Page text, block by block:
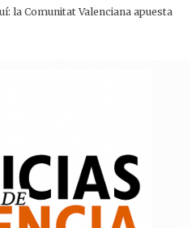
la Comunitat Valenciana apuesta